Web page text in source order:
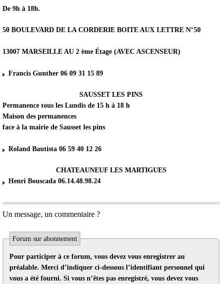
De 9h à 18h.
50 BOULEVARD DE LA CORDERIE BOITE AUX LETTRE N°50
13007 MARSEILLE AU 2 ème Étage (AVEC ASCENSEUR)
Francis Gunther 06 09 31 15 89
SAUSSET LES PINS
Permanence tous les Lundis de 15 h à 18 h
Maison des permanences
face à la mairie de Sausset les pins
Roland Bautista 06 59 40 12 26
CHATEAUNEUF LES MARTIGUES
Henri Bouscada 06.14.48.98.24
Un message, un commentaire ?
Forum sur abonnement
Pour participer à ce forum, vous devez vous enregistrer au
préalable. Merci d’indiquer ci-dessous l’identifiant personnel qui
vous a été fourni. Si vous n’êtes pas enregistré, vous devez vous